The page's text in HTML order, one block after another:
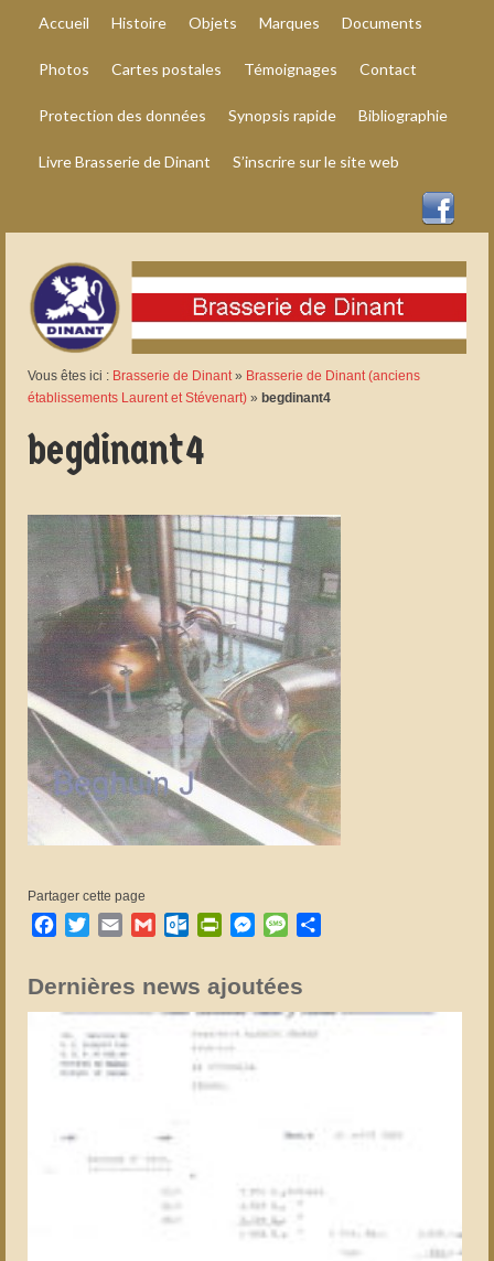
Accueil Histoire Objets Marques Documents
Photos Cartes postales Témoignages Contact
Protection des données Synopsis rapide Bibliographie
Livre Brasserie de Dinant S’inscrire sur le site web
Vous êtes ici : Brasserie de Dinant» Brasserie de Dinant (anciens
établissements Laurent et Stévenart) » begdinant4
begdinant4
Partager cette page
Facebook
TwitterEmail GmailOutlook.com
PrintFriendly
Messenger
Message
Dernières news ajoutées